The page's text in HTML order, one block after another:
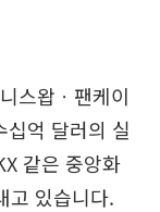
스왑ㆍ팬케이
억 달러의 실
같은 중앙화
고 있습니다.